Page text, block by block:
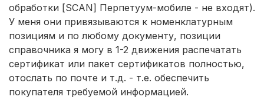
обработки [SCAN] Перпетуум-мобиле - не входят).
У меня они привязываются к номенклатурным
позициям и по любому документу, позиции
справочника я могу в 1-2 движения распечатать
сертификат или пакет сертификатов полностью,
отослать по почте и т.д. - т.е. обеспечить
покупателя требуемой информацией.